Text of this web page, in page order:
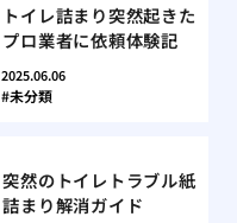
トイレ詰まり突然起きた
プロ業者に依頼体験記
2025.06.06
未分類
突然のトイレトラブル紙
詰まり解消ガイド